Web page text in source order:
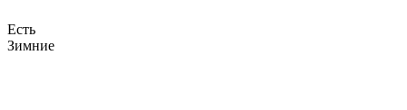
Есть
Зимние